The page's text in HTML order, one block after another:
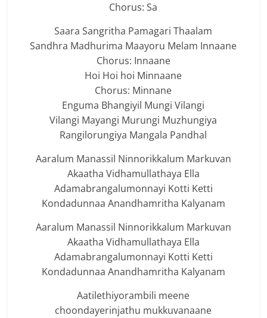
Chorus: Sa
Saara Sangritha Pamagari Thaalam
Sandhra Madhurima Maayoru Melam Innaane
Chorus: Innaane
Hoi Hoi hoi Minnaane
Chorus: Minnane
Enguma Bhangiyil Mungi Vilangi
Vilangi Mayangi Murungi Muzhungiya
Rangilorungiya Mangala Pandhal
Aaralum Manassil Ninnorikkalum Markuvan
Akaatha Vidhamullathaya Ella
Adamabrangalumonnayi Kotti Ketti
Kondadunnaa Anandhamritha Kalyanam
Aaralum Manassil Ninnorikkalum Markuvan
Akaatha Vidhamullathaya Ella
Adamabrangalumonnayi Kotti Ketti
Kondadunnaa Anandhamritha Kalyanam
Aatilethiyorambili meene
choondayerinjathu mukkuvanaane